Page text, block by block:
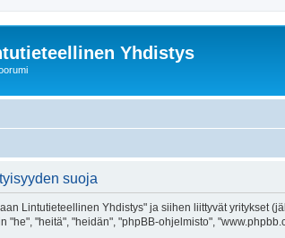
Yhdistys
suoja
Lintutieteellinen Yhdistys" ja siihen liittyvät yritykset
"he", "heitä", "heidän", "phpBB-ohjelmisto",